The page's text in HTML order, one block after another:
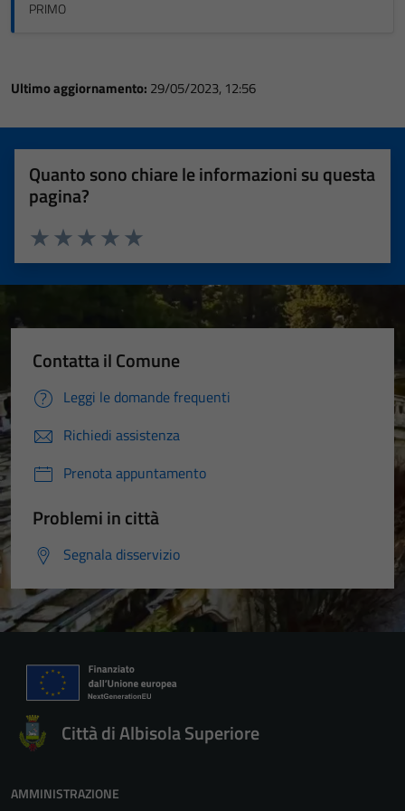
PRIMO
Ultimo aggiornamento: 29/05/2023, 12:56
Quanto sono chiare le informazioni su questa
pagina?
Valuta 5 stelle su 5
Valuta 4 stelle su 5
Valuta 3 stelle su 5
Valuta 2 stelle su 5
Valuta 1 stelle su 5
Contatta il Comune
Leggi le domande frequenti
Richiedi assistenza
Prenota appuntamento
Problemi in città
Segnala disservizio
Città di Albisola Superiore
AMMINISTRAZIONE